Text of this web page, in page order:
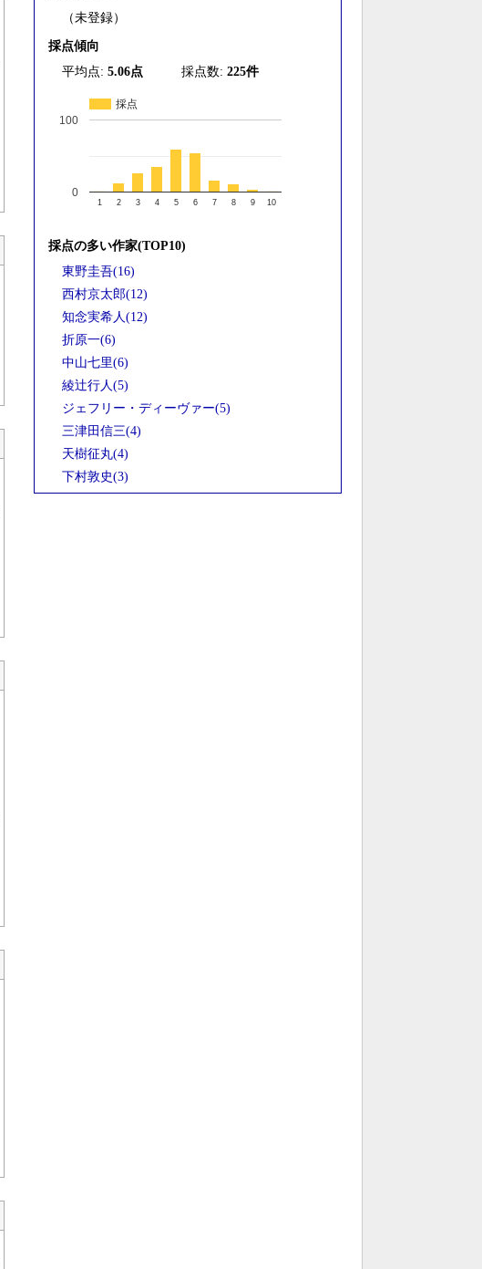
（未登録）
採点傾向
平均点: 5.06点 採点数: 225件
採点
1 2 3 4 5 6 7 8 9 10
0
100
採点の多い作家(TOP10)
東野圭吾(16)
西村京太郎(12)
知念実希人(12)
折原一(6)
中山七里(6)
綾辻行人(5)
ジェフリー・ディーヴァー(5)
三津田信三(4)
天樹征丸(4)
下村敦史(3)